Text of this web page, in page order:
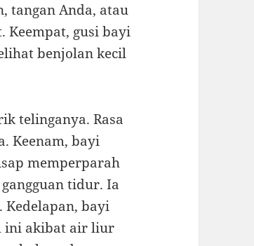
tangan Anda, atau
Keempat, gusi bayi
benjolan kecil
telinganya. Rasa
Keenam, bayi
memperparah
tidur. Ia
bayi
ini akibat air liur